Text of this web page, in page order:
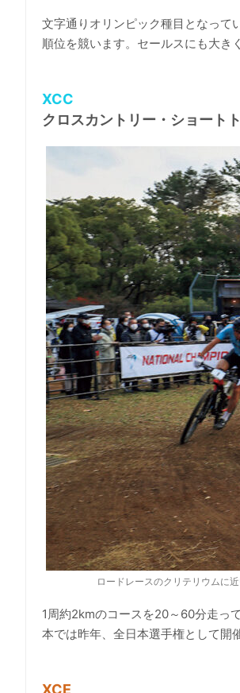
文字通りオリンピック種目となって
順位を競います。セールスにも大き
XCC
クロスカントリー・ショート
ロードレースのクリテリウムに
1周約2kmのコースを20～60分走っ
本では昨年、全日本選手権として開
XCE